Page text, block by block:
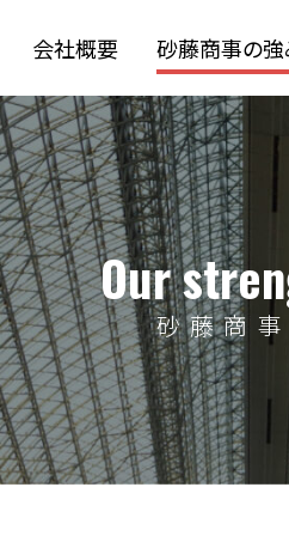
会社概要 砂藤商事の強
Our
砂藤商